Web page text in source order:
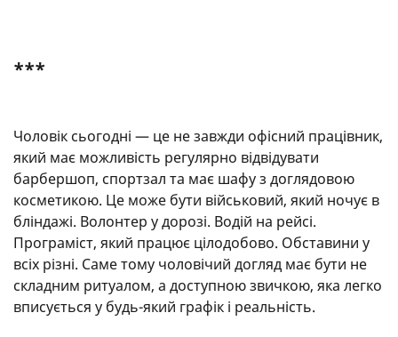
***
Чоловік сьогодні — це не завжди офісний працівник,
який має можливість регулярно відвідувати
барбершоп, спортзал та має шафу з доглядовою
косметикою. Це може бути військовий, який ночує в
бліндажі. Волонтер у дорозі. Водій на рейсі.
Програміст, який працює цілодобово. Обставини у
всіх різні. Саме тому чоловічий догляд має бути не
складним ритуалом, а доступною звичкою, яка легко
вписується у будь-який графік і реальність.